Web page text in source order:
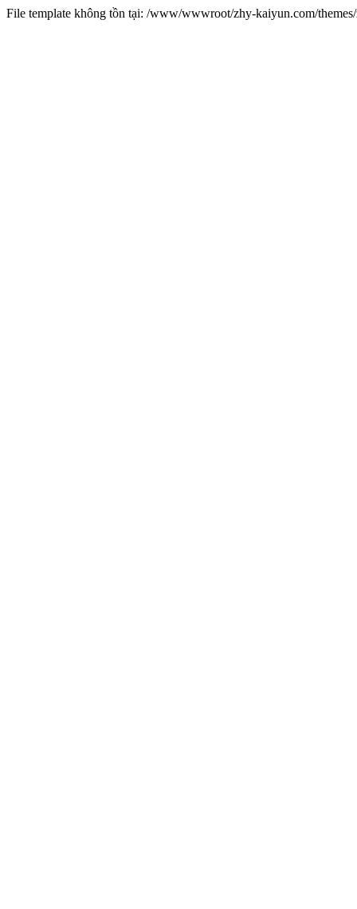
File template không tồn tại: /www/wwwroot/zhy-kaiyun.com/